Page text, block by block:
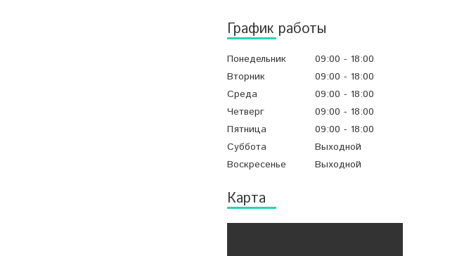
График работы
Понедельник 09:00
18:00
Вторник
09:00
18:00
Среда
09:00
18:00
Четверг
09:00
18:00
Пятница
09:00
18:00
Суббота
Выходной
Воскресенье
Выходной
Карта